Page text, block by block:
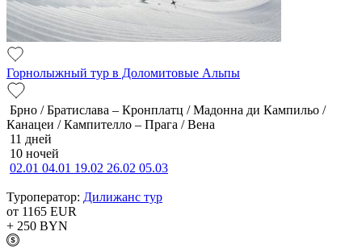
Горнолыжный тур в Доломитовые Альпы
Брно / Братислава – Кронплатц / Мадонна ди Кампильо /
Канацеи / Кампителло – Прага / Вена
11 дней
10 ночей
02.01 04.01 19.02 26.02 05.03
Туроператор: Дилижанс тур
от 1165 EUR
+ 250 BYN